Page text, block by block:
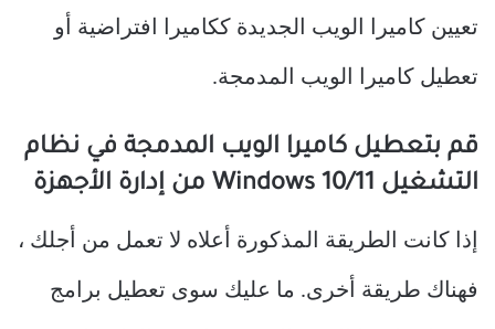
تعيين كاميرا الويب الجديدة ككاميرا افتراضية أو
تعطيل كاميرا الويب المدمجة.
قم بتعطيل كاميرا الويب المدمجة في نظام
التشغيل Windows 10/11 من إدارة الأجهزة
إذا كانت الطريقة المذكورة أعلاه لا تعمل من أجلك ،
فهناك طريقة أخرى. ما عليك سوى تعطيل برامج